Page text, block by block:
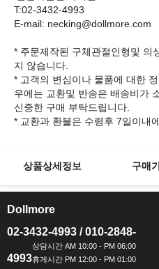
T:02-3432-4993
E-mail: necking@dollmore.com
* 주문제작된 구체관절인형및 의
지 않습니다.
* 고객의 변심이나 물품에 대한
우에는 교환및 반송은 배송비가
신중한 구매 부탁드립니다.
상품상세정보 구매
Dollmore
02-3432-4993 / 010-2848-
4993